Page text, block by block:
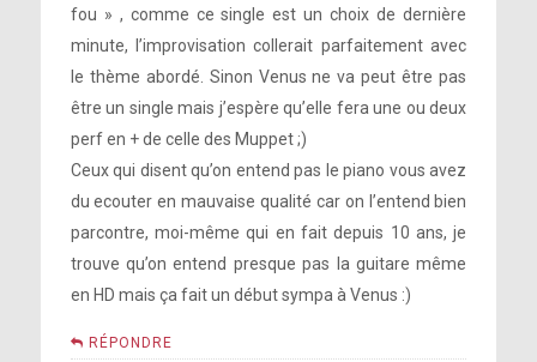
fou » , comme ce single est un choix de dernière
minute, l’improvisation collerait parfaitement avec
le thème abordé. Sinon Venus ne va peut être pas
être un single mais j’espère qu’elle fera une ou deux
perf en + de celle des Muppet ;)
Ceux qui disent qu’on entend pas le piano vous avez
du ecouter en mauvaise qualité car on l’entend bien
parcontre, moi-même qui en fait depuis 10 ans, je
trouve qu’on entend presque pas la guitare même
en HD mais ça fait un début sympa à Venus :)
RÉPONDRE